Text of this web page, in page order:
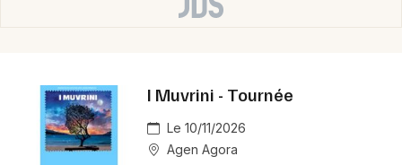
I Muvrini - Tournée
Le 10/11/2026
Agen Agora